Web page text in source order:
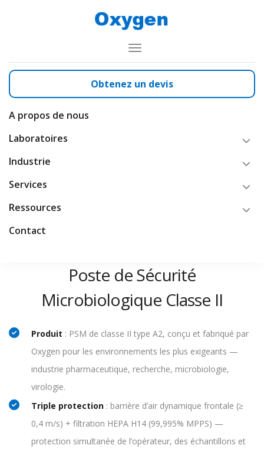
Toggle
Navigation
A propos de nous
Laboratoires
Industrie
Services
Ressources
Contact
Obtenez un devis
Poste de Sécurité
Microbiologique n-Safe
Poste de Sécurité
Microbiologique Classe II
Produit : PSM de classe II type A2, conçu et fabriqué par
Oxygen pour les environnements les plus exigeants —
industrie pharmaceutique, recherche, microbiologie,
virologie.
Triple protection : barrière d’air dynamique frontale (≥
0,4 m/s) + filtration HEPA H14 (99,995% MPPS) —
protection simultanée de l’opérateur, des échantillons et